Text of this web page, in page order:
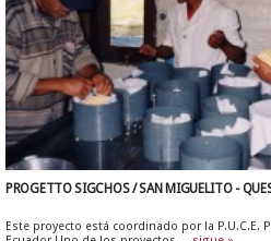
PROGETTO SIGCHOS / SAN MIGUELITO -
Este proyecto está coordinado por la P.U.C.E.